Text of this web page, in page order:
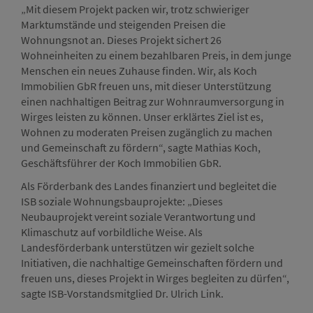
„Mit diesem Projekt packen wir, trotz schwieriger
Marktumstände und steigenden Preisen die
Wohnungsnot an. Dieses Projekt sichert 26
Wohneinheiten zu einem bezahlbaren Preis, in dem junge
Menschen ein neues Zuhause finden. Wir, als Koch
Immobilien GbR freuen uns, mit dieser Unterstützung
einen nachhaltigen Beitrag zur Wohnraumversorgung in
Wirges leisten zu können. Unser erklärtes Ziel ist es,
Wohnen zu moderaten Preisen zugänglich zu machen
und Gemeinschaft zu fördern“, sagte Mathias Koch,
Geschäftsführer der Koch Immobilien GbR.
Als Förderbank des Landes finanziert und begleitet die
ISB soziale Wohnungsbauprojekte: „Dieses
Neubauprojekt vereint soziale Verantwortung und
Klimaschutz auf vorbildliche Weise. Als
Landesförderbank unterstützen wir gezielt solche
Initiativen, die nachhaltige Gemeinschaften fördern und
freuen uns, dieses Projekt in Wirges begleiten zu dürfen“,
sagte ISB-Vorstandsmitglied Dr. Ulrich Link.